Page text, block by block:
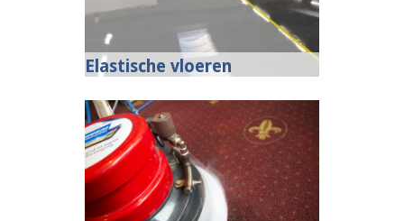
Elastische vloeren